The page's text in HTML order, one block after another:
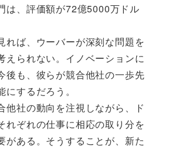
は、評価額が72億5000万ドル
れば、ウーバーが深刻な問題を
えられない。イノベーションに
後も、彼らが競合他社の一歩先
するだろう。
他社の動向を注視しながら、ド
れぞれの仕事に相応の取り分を
がある。そうすることが、新た